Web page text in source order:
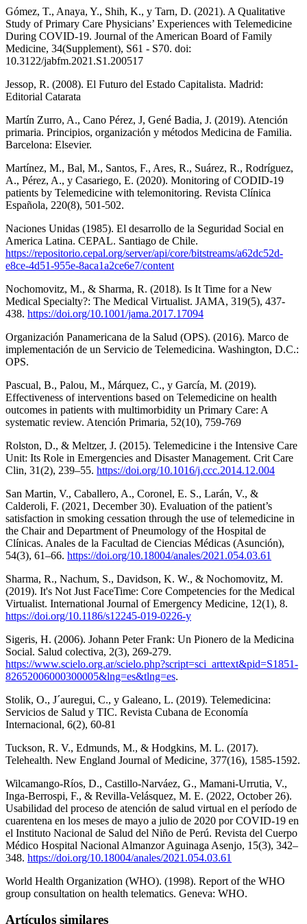
Gómez, T., Anaya, Y., Shih, K., y Tarn, D. (2021). A Qualitative
Study of Primary Care Physicians’ Experiences with Telemedicine
During COVID-19. Journal of the American Board of Family
Medicine, 34(Supplement), S61 - S70. doi:
10.3122/jabfm.2021.S1.200517
Jessop, R. (2008). El Futuro del Estado Capitalista. Madrid:
Editorial Catarata
Martín Zurro, A., Cano Pérez, J, Gené Badia, J. (2019). Atención
primaria. Principios, organización y métodos Medicina de Familia.
Barcelona: Elsevier.
Martínez, M., Bal, M., Santos, F., Ares, R., Suárez, R., Rodríguez,
A., Pérez, A., y Casariego, E. (2020). Monitoring of CODID-19
patients by Telemedicine with telemonitoring. Revista Clínica
Española, 220(8), 501-502.
Naciones Unidas (1985). El desarrollo de la Seguridad Social en
America Latina. CEPAL. Santiago de Chile.
https://repositorio.cepal.org/server/api/core/bitstreams/a62dc52d-
e8ce-4d51-955e-8aca1a2ce6e7/content
Nochomovitz, M., & Sharma, R. (2018). Is It Time for a New
Medical Specialty?: The Medical Virtualist. JAMA, 319(5), 437-
438. https://doi.org/10.1001/jama.2017.17094
Organización Panamericana de la Salud (OPS). (2016). Marco de
implementación de un Servicio de Telemedicina. Washington, D.C.:
OPS.
Pascual, B., Palou, M., Márquez, C., y García, M. (2019).
Effectiveness of interventions based on Telemedicine on health
outcomes in patients with multimorbidity un Primary Care: A
systematic review. Atención Primaria, 52(10), 759-769
Rolston, D., & Meltzer, J. (2015). Telemedicine i the Intensive Care
Unit: Its Role in Emergencies and Disaster Management. Crit Care
Clin, 31(2), 239–55. https://doi.org/10.1016/j.ccc.2014.12.004
San Martin, V., Caballero, A., Coronel, E. S., Larán, V., &
Calderoli, F. (2021, December 30). Evaluation of the patient’s
satisfaction in smoking cessation through the use of telemedicine in
the Chair and Department of Pneumology of the Hospital de
Clínicas. Anales de la Facultad de Ciencias Médicas (Asunción),
54(3), 61–66. https://doi.org/10.18004/anales/2021.054.03.61
Sharma, R., Nachum, S., Davidson, K. W., & Nochomovitz, M.
(2019). It's Not Just FaceTime: Core Competencies for the Medical
Virtualist. International Journal of Emergency Medicine, 12(1), 8.
https://doi.org/10.1186/s12245-019-0226-y
Sigeris, H. (2006). Johann Peter Frank: Un Pionero de la Medicina
Social. Salud colectiva, 2(3), 269-279.
https://www.scielo.org.ar/scielo.php?script=sci_arttext&pid=S1851-
82652006000300005&lng=es&tlng=es.
Stolik, O., J´auregui, C., y Galeano, L. (2019). Telemedicina:
Servicios de Salud y TIC. Revista Cubana de Economía
Internacional, 6(2), 60-81
Tuckson, R. V., Edmunds, M., & Hodgkins, M. L. (2017).
Telehealth. New England Journal of Medicine, 377(16), 1585-1592.
Wilcamango-Ríos, D., Castillo-Narváez, G., Mamani-Urrutia, V.,
Inga-Berrospi, F., & Revilla-Velásquez, M. E. (2022, October 26).
Usabilidad del proceso de atención de salud virtual en el período de
cuarentena en los meses de mayo a julio de 2020 por COVID-19 en
el Instituto Nacional de Salud del Niño de Perú. Revista del Cuerpo
Médico Hospital Nacional Almanzor Aguinaga Asenjo, 15(3), 342–
348. https://doi.org/10.18004/anales/2021.054.03.61
World Health Organization (WHO). (1998). Report of the WHO
group consultation on health telematics. Geneva: WHO.
Artículos similares